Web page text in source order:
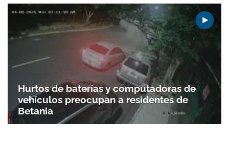
Hurtos de baterías y computadoras de
vehículos preocupan a residentes de
Betania